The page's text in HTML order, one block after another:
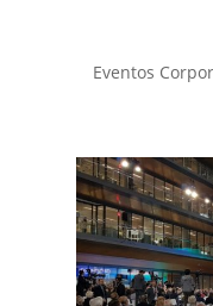
Eventos